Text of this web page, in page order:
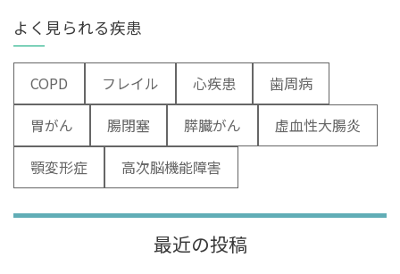
よく見られる疾患
COPD フレイル 心疾患
歯周病
胃がん
腸閉塞 膵臓がん
虚血性大腸炎
顎変形症
高次脳機能障害
最近の投稿